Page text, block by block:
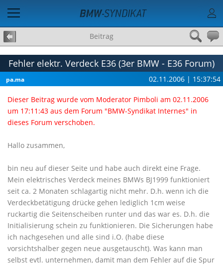
Beitrag
Fehler elektr. Verdeck E36 (3er BMW - E36 Forum)
pa.ma 02.11.2006 | 15:37:54
Dieser Beitrag wurde vom Moderator Pimboli am 02.11.2006
um 17:11:43 aus dem Forum "BMW-Syndikat Internes" in
dieses Forum verschoben.
Hallo zusammen,
bin neu auf dieser Seite und habe auch direkt eine Frage.
Mein elektrisches Verdeck meines BMWs BJ1999 funktioniert
seit ca. 2 Monaten schlagartig nicht mehr. D.h. wenn ich die
Verdeckbetätigung drücke gehen lediglich 1cm weise
ruckartig die Seitenscheiben runter und das war es. D.h. die
Initialisierung schein zu funktionieren. Die Sicherungen habe
ich nachgesehen und alle sind i.O. (habe diese
vorsichtshalber gegen neue ausgetauscht). Was kann man
selbst evtl. unternehmen, damit man dem Fehler auf die Spur